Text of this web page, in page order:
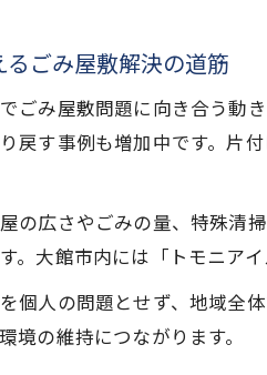
ごみ屋敷解決の道筋
ごみ屋敷問題に向き合う動
戻す事例も増加中です。片
の広さやごみの量、特殊清
。大館市内には「トモニア
個人の問題とせず、地域全
境の維持につながります。